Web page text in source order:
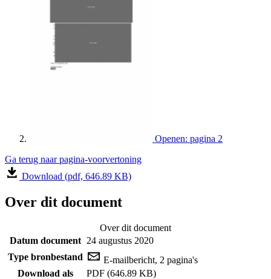
Openen: pagina 2
Ga terug naar pagina-voorvertoning
Download (pdf, 646.89 KB)
Over dit document
Over dit document
Datum document 24 augustus 2020
Type bronbestand
E-mailbericht, 2 pagina's
Download als
PDF (646.89 KB)